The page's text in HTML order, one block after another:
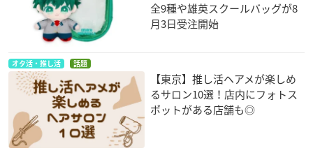
全9種や雄英スクールバッグが8
月3日受注開始
オタ活・推し活 話題
【東京】推し活ヘアメが楽しめ
るサロン10選！店内にフォトス
ポットがある店舗も◎